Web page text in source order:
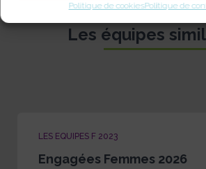
Politique de cookiesPolitique de
Les équipes
LES EQUIPES F 2023
Engagées Femmes 2026